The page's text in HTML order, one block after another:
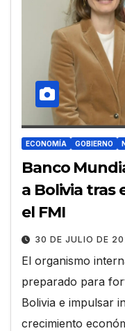
ECONOMÍA GOBIERNO
Banco
a Bolivia tras
el FMI
30 DE JULIO DE
El organismo
preparado para
Bolivia e impulsar
crecimiento